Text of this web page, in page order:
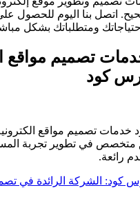
اتصل بنا اليوم للحصول
ومتطلباتك بشكل
خدمات تصميم مواقع
كود
تصميم مواقع الكترونية
متخصص في تطوير تجربة
رائعة.
الشركة الرائدة في